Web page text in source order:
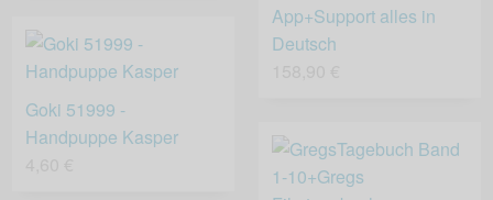
App+Support alles in
Deutsch
Goki 51999 -
Handpuppe Kasper